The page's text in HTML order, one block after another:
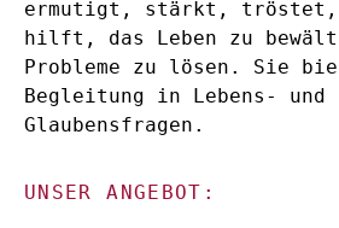
ermutigt, stärkt, tröstet,
hilft, das Leben zu
Probleme zu lösen. Sie
Begleitung in Lebens- und
Glaubensfragen.
UNSER ANGEBOT: